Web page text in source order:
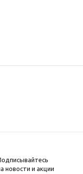
новости и акции